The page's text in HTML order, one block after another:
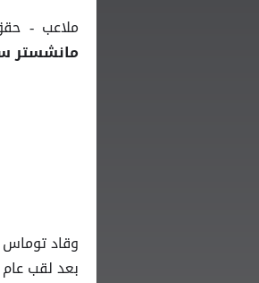
ملاعب -
مانشستر
وقاد توماس
بعد لقب عام 2012.